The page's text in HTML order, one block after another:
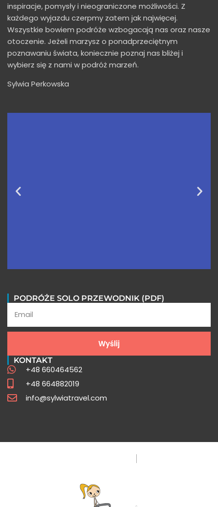
inspiracje, pomysły i nieograniczone możliwości. Z
każdego wyjazdu czerpmy zatem jak najwięcej.
Wszystkie bowiem podróże wzbogacają nas oraz nasze
otoczenie. Jeżeli marzysz o ponadprzeciętnym
poznawaniu świata, koniecznie poznaj nas bliżej i
wybierz się z nami w podróż marzeń.
Sylwia Perkowska
Wycieczki do Peru FAQ
Sprawdź
PODRÓŻE SOLO PRZEWODNIK (PDF)
Wyślij
KONTAKT
+48 660464562
+48 664882019
info@sylwiatravel.com